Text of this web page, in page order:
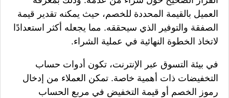
العميل بالقيمة المحددة للخصم، حيث يمكنه تقدير قيمة
الصفقة والتوفير الذي سيحققه. مما يجعله أكثر استعدادًا
لاتخاذ الخطوة النهائية في عملية الشراء.
في بيئة التسوق عبر الإنترنت، تكون أدوات حساب
التخفيضات ذات أهمية خاصة. تمكن العملاء من إدخال
رموز الخصم أو قيمة التخفيض في مربع الحساب